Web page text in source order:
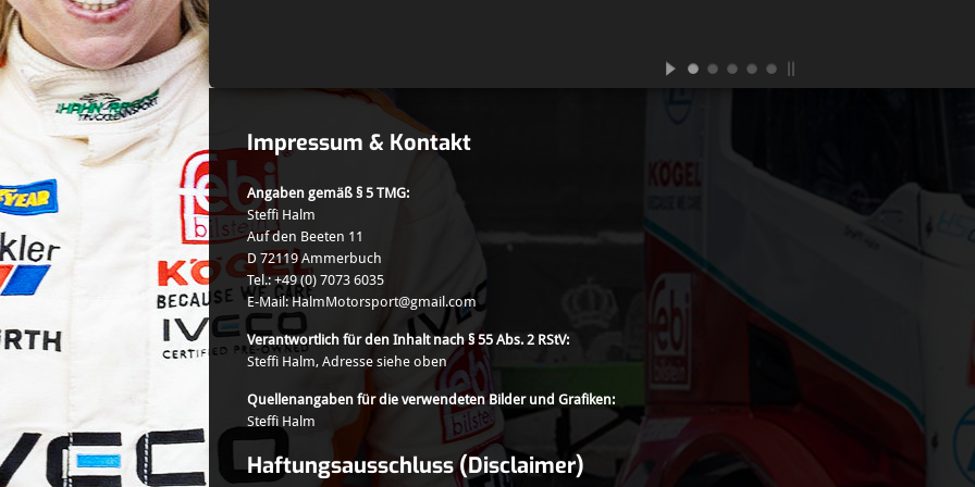
Impressum & Kontakt
Angaben gemäß § 5 TMG:
Steffi Halm
Auf den Beeten 11
D 72119 Ammerbuch
Tel.: +49 (0) 7073 6035
E-Mail: HalmMotorsport@gmail.com
Verantwortlich für den Inhalt nach § 55 Abs. 2 RStV:
Steffi Halm, Adresse siehe oben
Quellenangaben für die verwendeten Bilder und Grafiken:
Steffi Halm
Haftungsausschluss (Disclaimer)